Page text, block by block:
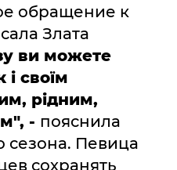
обращение к
Злата
ви можете
і своїм
рідним,
", - пояснила
сезона. Певица
сохранять